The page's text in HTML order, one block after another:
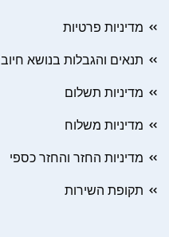
מדיניות פרטיות
תנאים והגבלות בנושא חיוב
מדיניות תשלום
מדיניות משלוח
מדיניות החזר והחזר כספי
תקופת השירות